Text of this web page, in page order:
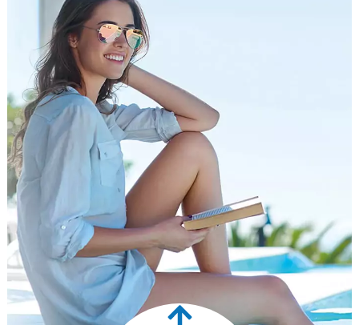
Sind Sie auf der Suche nach einer zuverlässigen
Lösung, um Ihr Schwimmbad zu beheizen und
einen Großteil des Jahres über
uneingeschränkten Badespaß zu genießen? Bitte
füllen Sie unseren Fragebogen aus, um das für
Ihre Anforderungen geeignete
Wärmepumpenmodell zu ermitteln. Anschließend
wenden Sie sich an einen Händler in Ihrer Nähe,
um eine optimale Beratung zu erhalten und von
einer maßgeschneiderten Installation zu
profitieren.
Mehr erfahren